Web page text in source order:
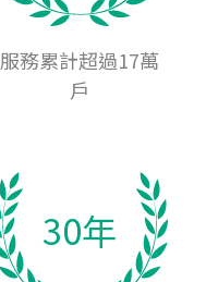
服務累計超過17萬
戶
30年